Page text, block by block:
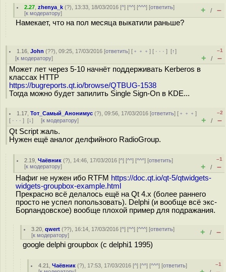
2.27 ,zhenya_k (?), 13:33, 18/03/2016 [^] [^^] [^^^] [ответить]
[к модератору] + / –
Намекает, что на пол месяца выкатили раньше?
1.16 ,John (??), 09:25, 17/03/2016 [ответить] [ ﹢﹢﹢] [ · · ·][↑]
[к модератору]
–1
+ / –
Может лет через 5-10 начнёт поддерживать Kerberos в
классах HTTP
https://bugreports.qt.io/browse/QTBUG-1538
Тогда можно будет запилить Single Sign-On в KDE...
1.17 ,Тот_Самый_Анонимус (?), 09:56, 17/03/2016 [ответить] [ ﹢﹢﹢]
[ · · · ] [↓] [к модератору]
–2
+ / –
Qt Script жаль.
Нужен ещё аналог делфийного RadioGroup.
2.19 ,Чаёвник (?), 14:46, 17/03/2016 [^] [^^] [^^^] [ответить]
[к модератору]
–1
+ / –
Нафиг не нужен ибо RTFM https://doc.qt.io/qt-5/qtwidgets-
widgets-groupbox-example.html
Прекрасно всё делалось ещё на Qt 4.x (более раннего
просто не успел попользовать). Delphi (и вообще всё экс-
Борландовское) вообще плохой пример для подражания.
3.20 ,qwert (??), 16:14, 17/03/2016 [^] [^^] [^^^] [ответить]
[к модератору] + / –
google delphi groupbox (с delphi1 1995)
4.21 ,Чаёвник (?), 17:53, 17/03/2016 [^] [^^] [^^^] [ответить]
–1